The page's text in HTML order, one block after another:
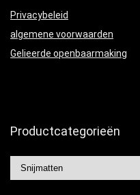
Privacybeleid
algemene voorwaarden
Gelieerde openbaarmaking
Productcategorieën